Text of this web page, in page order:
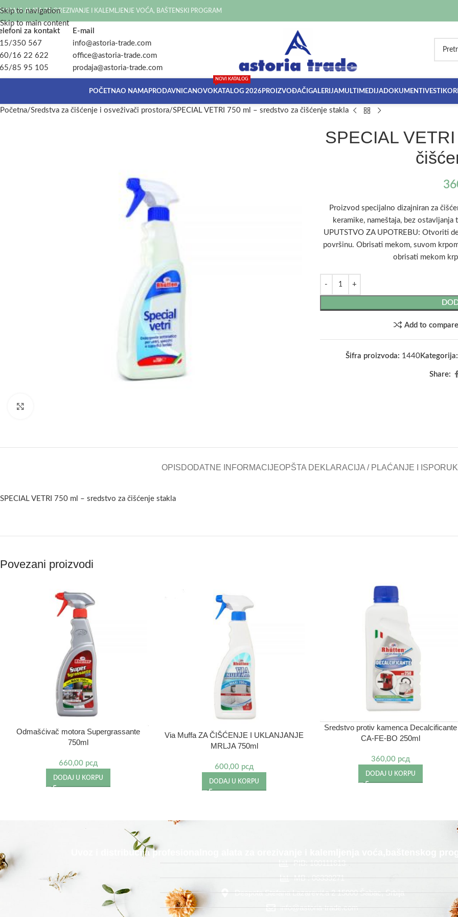
Skip to navigation
Skip to main content
ALATA ZA OREZIVANJE I KALEMLJENJE VOĆA, BAŠTENSKI PROGRAM
za kontakt
350 567
16 22 622
85 95 105
E-mail
info@astoria-trade.com
office@astoria-trade.com
prodaja@astoria-trade.com
POČETNAO NAMAPRODAVNICANOVO KATALOG 2026
NOVI KATALOG
PROIZVOĐAČI GALERIJAMULTIMEDIJADOKUMENTI VESTI
Početna Sredstva za čišćenje i osveživači prostora SPECIAL VETRI 750 ml – sredstvo za čišćenje stakla
SPECIAL
Proizvod specijalno dizajniran za
keramike, nameštaja, bez
UPUTSTVO ZA UPOTREBU: Otvoriti
površinu. Obrisati mekom, suvom
obrisati mekom
Add to
Šifra proizvoda: 1440 Kategorija:
Share:
OPISDODATNE INFORMACIJEOPŠTA DEKLARACIJA / PLAĆANJE I
SPECIAL VETRI 750 ml – sredstvo za čišćenje stakla
Povezani proizvodi
Odmašćivač motora Supergrassante
750ml
660,00 рсд
DODAJ U KORPU
Via Muffa ZA ČIŠĆENJE I UKLANJANJE
MRLJA 750ml
600,00 рсд
DODAJ U KORPU
Sredstvo protiv kamenca Decalcificante
CA-FE-BO 250ml
360,00 рсд
DODAJ U KORPU
Uvoz i distribucija profesionalnog alata za orezivanje i kalemljenja voća,baštenskog
PIB: 100111613
MB : 06339271
Despota Stefana Lazarevića 2 15000 Šabac, Srbija
info@astoria-trade.com